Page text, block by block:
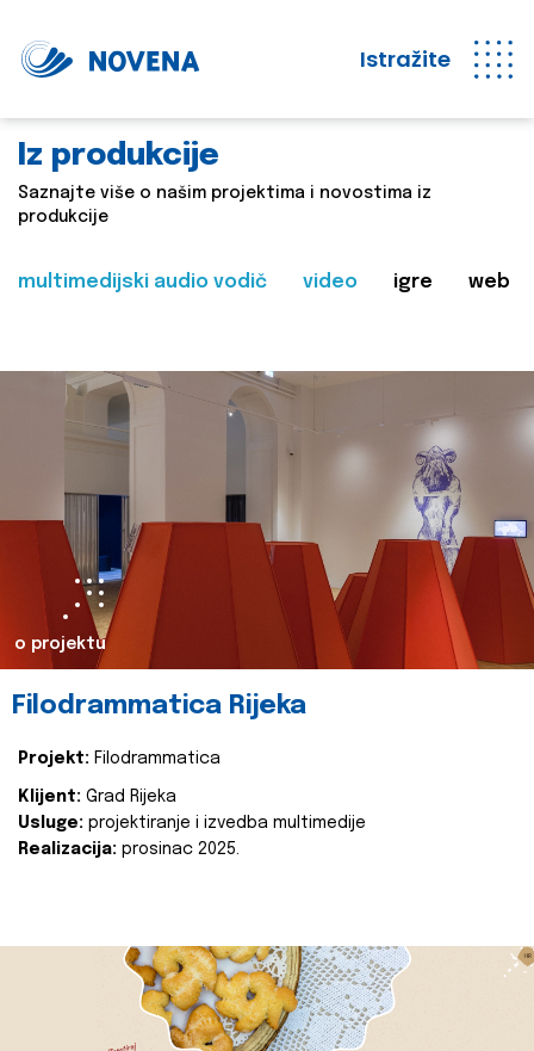
Istražite
Iz produkcije
Saznajte više o našim projektima i novostima iz
produkcije
multimedijski audio vodič video igre web
o projektu
Filodrammatica Rijeka
Projekt: Filodrammatica
Klijent: Grad Rijeka
Usluge: projektiranje i izvedba multimedije
Realizacija: prosinac 2025.